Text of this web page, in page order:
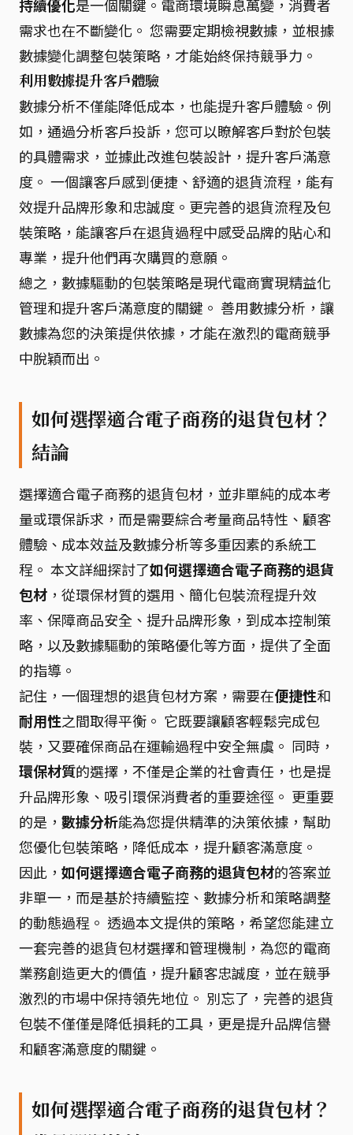
持續優化是一個關鍵。電商環境瞬息萬變，消費者
需求也在不斷變化。 您需要定期檢視數據，並根據
數據變化調整包裝策略，才能始終保持競爭力。
利用數據提升客戶體驗
數據分析不僅能降低成本，也能提升客戶體驗。例
如，通過分析客戶投訴，您可以瞭解客戶對於包裝
的具體需求，並據此改進包裝設計，提升客戶滿意
度。 一個讓客戶感到便捷、舒適的退貨流程，能有
效提升品牌形象和忠誠度。更完善的退貨流程及包
裝策略，能讓客戶在退貨過程中感受品牌的貼心和
專業，提升他們再次購買的意願。
總之，數據驅動的包裝策略是現代電商實現精益化
管理和提升客戶滿意度的關鍵。 善用數據分析，讓
數據為您的決策提供依據，才能在激烈的電商競爭
中脫穎而出。
如何選擇適合電子商務的退貨包材？
結論
選擇適合電子商務的退貨包材，並非單純的成本考
量或環保訴求，而是需要綜合考量商品特性、顧客
體驗、成本效益及數據分析等多重因素的系統工
程。 本文詳細探討了如何選擇適合電子商務的退貨
包材 ，從環保材質的選用、簡化包裝流程提升效
率、保障商品安全、提升品牌形象，到成本控制策
略，以及數據驅動的策略優化等方面，提供了全面
的指導。
記住，一個理想的退貨包材方案，需要在便捷性和
耐用性之間取得平衡。 它既要讓顧客輕鬆完成包
裝，又要確保商品在運輸過程中安全無虞。 同時，
環保材質的選擇，不僅是企業的社會責任，也是提
升品牌形象、吸引環保消費者的重要途徑。 更重要
的是， 數據分析能為您提供精準的決策依據，幫助
您優化包裝策略，降低成本，提升顧客滿意度。
因此， 如何選擇適合電子商務的退貨包材的答案並
非單一，而是基於持續監控、數據分析和策略調整
的動態過程。 透過本文提供的策略，希望您能建立
一套完善的退貨包材選擇和管理機制，為您的電商
業務創造更大的價值，提升顧客忠誠度，並在競爭
激烈的市場中保持領先地位。 別忘了，完善的退貨
包裝不僅僅是降低損耗的工具，更是提升品牌信譽
和顧客滿意度的關鍵。
如何選擇適合電子商務的退貨包材？